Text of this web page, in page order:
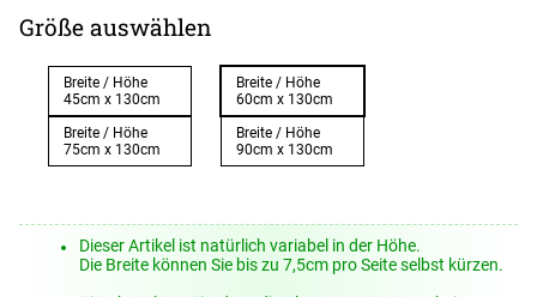
Größe auswählen
Breite / Höhe
45cm x 130cm
Breite / Höhe
60cm x 130cm
Breite / Höhe
75cm x 130cm
Breite / Höhe
90cm x 130cm
Dieser Artikel ist natürlich variabel in der Höhe.
Die Breite können Sie bis zu 7,5cm pro Seite selbst kürzen.